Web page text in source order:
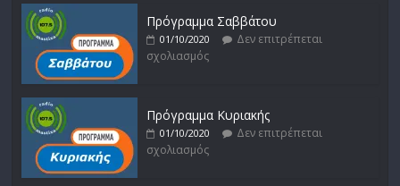
Πρόγραμμα Σαββάτου
01/10/2020
Δεν επιτρέπεται
σχολιασμός
Πρόγραμμα Κυριακής
01/10/2020
Δεν επιτρέπεται
σχολιασμός